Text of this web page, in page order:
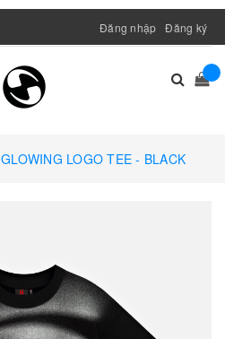
Đăng nhập Đăng ký
GLOWING LOGO TEE - BLACK